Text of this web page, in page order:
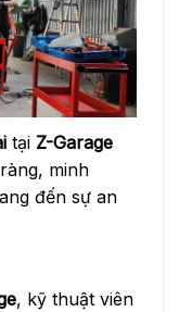
tại Z-Garage
minh
đến sự an
, kỹ thuật viên